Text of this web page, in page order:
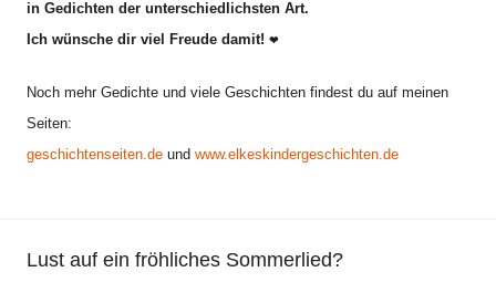
t
s
e
d
i
,
in Gedichten der unterschiedlichsten Art.
Ich wünsche dir viel Freude damit! ❤
Noch mehr Gedichte und viele Geschichten findest du auf meinen
Seiten:
geschichtenseiten.de und www.elkeskindergeschichten.de
Lust auf ein fröhliches Sommerlied?